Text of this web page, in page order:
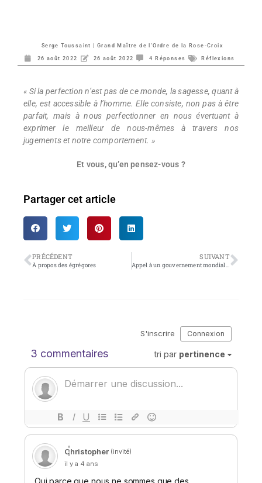
Serge Toussaint | Grand Maître de l’Ordre de la Rose-Croix
26 août 2022 26 août 2022 4 Réponses Réflexions
« Si la perfection n’est pas de ce monde, la sagesse, quant à
elle, est accessible à l’homme. Elle consiste, non pas à être
parfait, mais à nous perfectionner en nous évertuant à
exprimer le meilleur de nous-mêmes à travers nos
jugements et notre comportement. »
Et vous, qu’en pensez-vous ?
Partager cet article
PRÉCÉDENT
À propos des égrégores
SUIVANT
Appel à un gouvernement mondial (universel)